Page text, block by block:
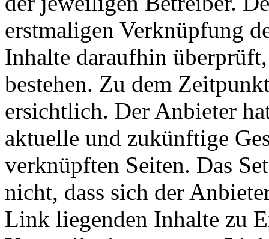
erstmaligen Verknüpfung
Inhalte daraufhin
bestehen. Zu dem
ersichtlich. Der Anbieter
aktuelle und zukünftige
verknüpften Seiten. Das
nicht, dass sich der
Link liegenden Inhalte zu